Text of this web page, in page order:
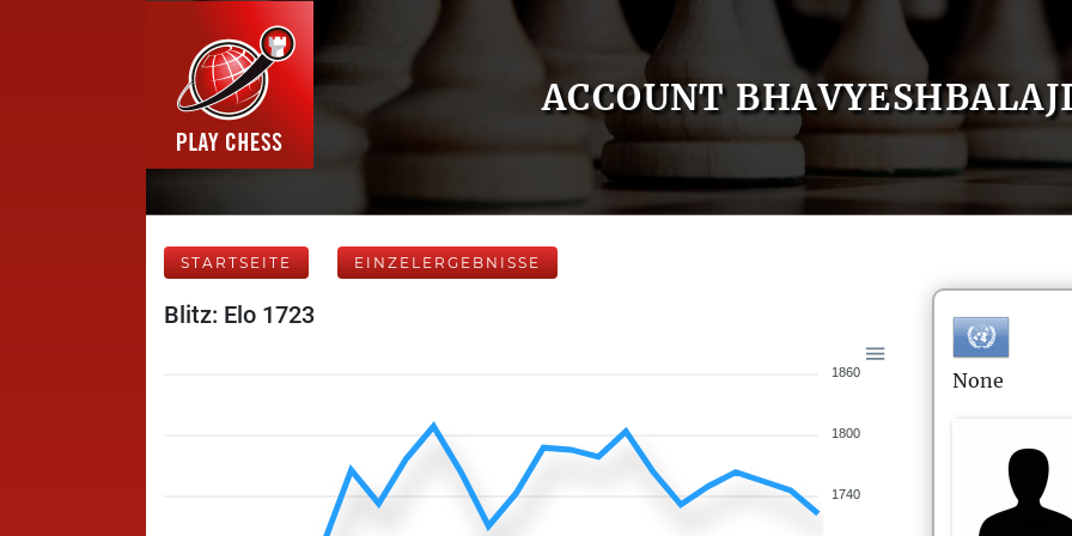
ACCOUNT
STARTSEITE EINZELERGEBNISSE
Blitz: Elo 1723
1860
1800
1740
None